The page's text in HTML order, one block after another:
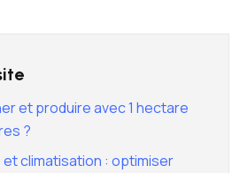
et produire avec 1 hectare
?
climatisation : optimiser